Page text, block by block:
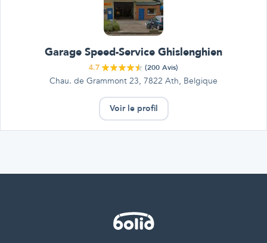
Garage Speed-Service Ghislenghien
4.7 (200 Avis)
Chau. de Grammont 23, 7822 Ath, Belgique
Voir le profil